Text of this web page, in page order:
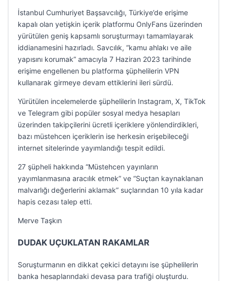
İstanbul Cumhuriyet Başsavcılığı, Türkiye’de erişime
kapalı olan yetişkin içerik platformu OnlyFans üzerinden
yürütülen geniş kapsamlı soruşturmayı tamamlayarak
iddianamesini hazırladı. Savcılık, “kamu ahlakı ve aile
yapısını korumak” amacıyla 7 Haziran 2023 tarihinde
erişime engellenen bu platforma şüphelilerin VPN
kullanarak girmeye devam ettiklerini ileri sürdü.
Yürütülen incelemelerde şüphelilerin Instagram, X, TikTok
ve Telegram gibi popüler sosyal medya hesapları
üzerinden takipçilerini ücretli içeriklere yönlendirdikleri,
bazı müstehcen içeriklerin ise herkesin erişebileceği
internet sitelerinde yayımlandığı tespit edildi.
27 şüpheli hakkında “Müstehcen yayınların
yayımlanmasına aracılık etmek” ve “Suçtan kaynaklanan
malvarlığı değerlerini aklamak” suçlarından 10 yıla kadar
hapis cezası talep etti.
Merve Taşkın
DUDAK UÇUKLATAN RAKAMLAR
Soruşturmanın en dikkat çekici detayını ise şüphelilerin
banka hesaplarındaki devasa para trafiği oluşturdu.